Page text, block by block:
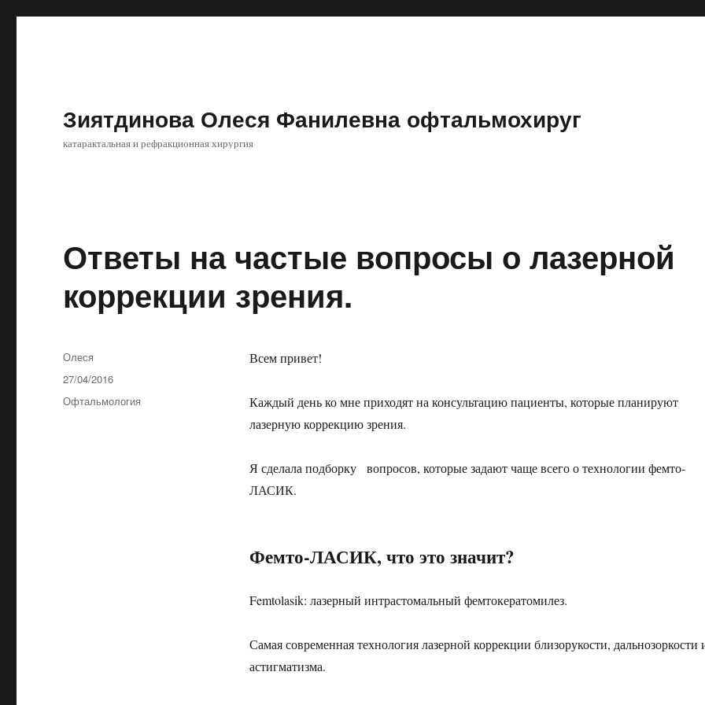
Зиятдинова Олеся Фанилевна офтальмохируг
катарактальная и рефракционная хирургия
Ответы на частые вопросы о лазерной
коррекции зрения.
Всем привет!
Каждый день ко мне приходят на консультацию пациенты, которые планируют
лазерную коррекцию зрения.
Я сделала подборку вопросов, которые задают чаще всего о технологии фемто-
ЛАСИК.
Фемто-ЛАСИК, что это значит?
Femtolasik: лазерный интрастомальный фемтокератомилез.
Самая современная технология лазерной коррекции близорукости, дальнозоркости
астигматизма.
Автор
Олеся
Опубликовано
27/04/2016
Рубрики
Офтальмология